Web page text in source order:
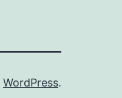
WordPress.